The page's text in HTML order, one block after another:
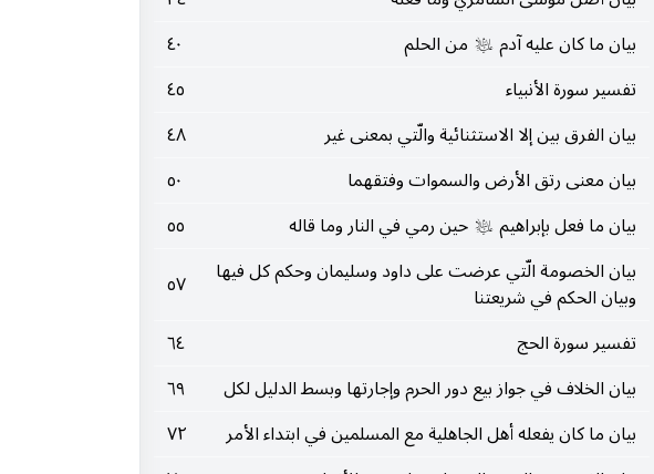
بيان ما كان عليه آدم عليه‌السلام من الحلم
٤٠
تفسير سورة الأنبياء
٤٥
بيان الفرق بين إلا الاستثنائية والّتي بمعنى غير
٤٨
بيان معنى رتق الأرض والسموات وفتقهما
٥٠
بيان ما فعل بإبراهيم عليه‌السلام حين رمي في النار وما قاله
٥٥
بيان الخصومة الّتي عرضت على داود وسليمان وحكم كل فيها
وبيان الحكم في شريعتنا
٥٧
تفسير سورة الحج
٦٤
بيان الخلاف في جواز بيع دور الحرم وإجارتها وبسط الدليل لكل
٦٩
بيان ما كان يفعله أهل الجاهلية مع المسلمين في ابتداء الأمر
٧٢